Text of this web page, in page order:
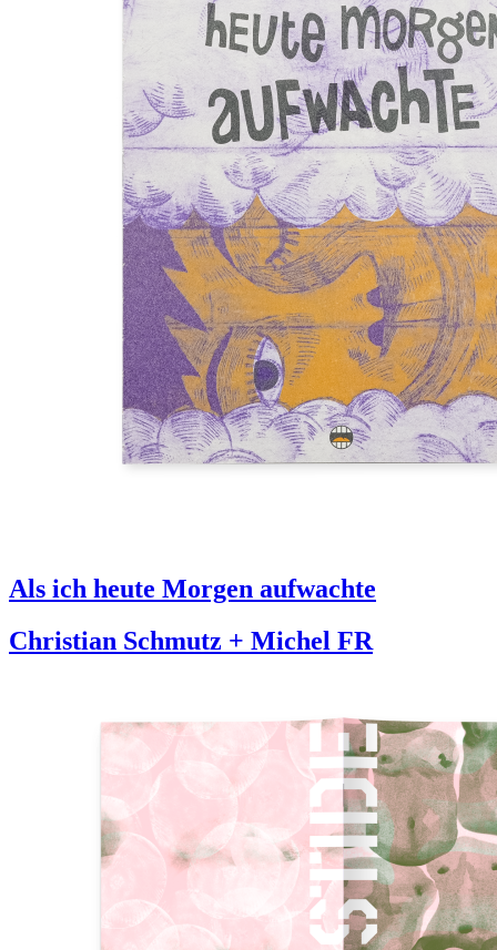
Als ich heute Morgen aufwachte
Christian Schmutz + Michel FR